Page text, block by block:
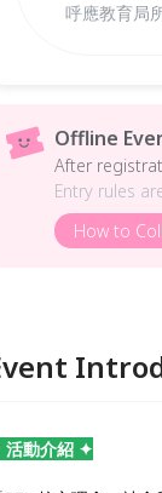
呼應教育局
Offline
After
Entry rules
How to
動介紹 ✦